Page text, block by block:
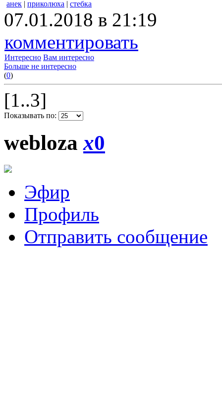
анек | приколюха | стебка
07.01.2018 в 21:19
комментировать
Интересно Вам интересно
Больше не интересно
(0)
[1..3]
Показывать по:
weblozax0
Эфир
Профиль
Отправить сообщение